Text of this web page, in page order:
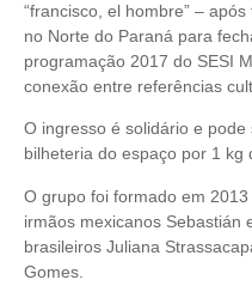
“francisco, el hombre” –
no Norte do Paraná para
programação 2017 do SESI
conexão entre referências
O ingresso é solidário e
bilheteria do espaço por 1 kg
O grupo foi formado em
irmãos mexicanos Sebastián
brasileiros Juliana
Gomes.